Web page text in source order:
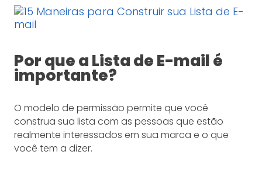
Por que a Lista de E-mail é
importante?
O modelo de permissão permite que você
construa sua lista com as pessoas que estão
realmente interessados em sua marca e o que
você tem a dizer.